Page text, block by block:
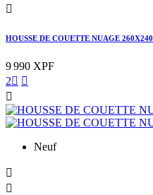

HOUSSE DE COUETTE NUAGE 260X240
9 990 XPF
2 

Neuf

